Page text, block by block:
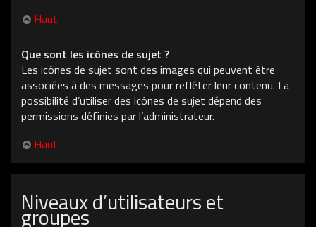
Haut
Que sont les icônes de sujet ?
Les icônes de sujet sont des images qui peuvent être
associées à des messages pour refléter leur contenu. La
possibilité d’utiliser des icônes de sujet dépend des
permissions définies par l’administrateur.
Haut
Niveaux d’utilisateurs et
groupes